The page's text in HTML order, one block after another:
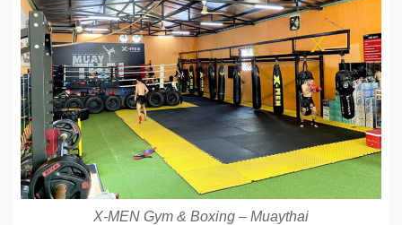
X-MEN Gym & Boxing – Muaythai